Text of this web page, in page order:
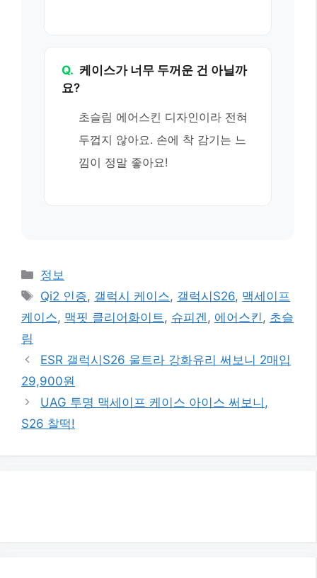
Q. 케이스가 너무 두꺼운 건 아닐까
요?
초슬림 에어스킨 디자인이라 전혀
두껍지 않아요. 손에 착 감기는 느
낌이 정말 좋아요!
카
테
리
정보
태
그
Qi2 인증, 갤럭시 케이스, 갤럭시S26, 맥세이프
케이스, 맥핏 클리어화이트, 슈피겐, 에어스킨, 초슬
림
ESR 갤럭시S26 울트라 강화유리 써보니 2매입
29,900원
UAG 투명 맥세이프 케이스 아이스 써보니,
S26 찰떡!